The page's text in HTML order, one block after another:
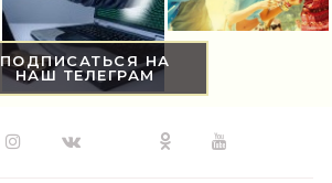
ПОДПИСАТЬСЯ НА
НАШ ТЕЛЕГРАМ